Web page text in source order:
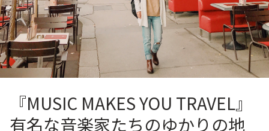
『MUSIC MAKES YOU TRAVEL』
有名な音楽家たちのゆかりの地